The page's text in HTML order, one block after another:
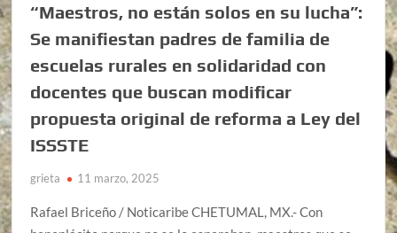
“Maestros, no están solos en su lucha”:
Se manifiestan padres de familia de
escuelas rurales en solidaridad con
docentes que buscan modificar
propuesta original de reforma a Ley del
ISSSTE
grieta 11 marzo, 2025
Rafael Briceño / Noticaribe CHETUMAL, MX.- Con